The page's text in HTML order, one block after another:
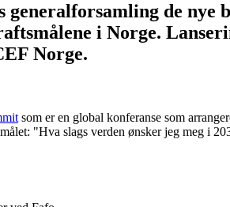
generalforsamling de
i Norge.
Norge.
som er en global konferanse som
"Hva slags verden ønsker jeg meg i